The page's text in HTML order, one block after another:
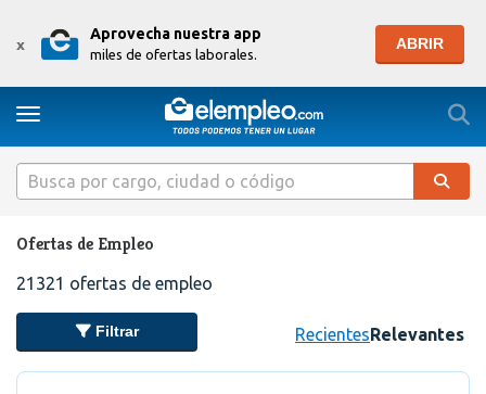
x
Aprovecha nuestra app
miles de ofertas laborales.
ABRIR
Toggle navigation
Ofertas de Empleo
21321 ofertas de empleo
Filtrar RecientesRelevantes